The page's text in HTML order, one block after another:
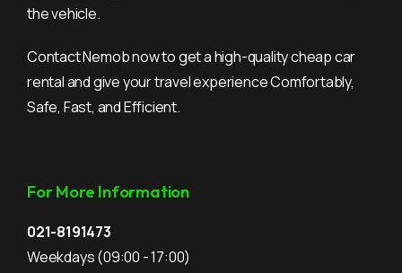
the vehicle.
Contact Nemob now to get a high-quality cheap car
rental and give your travel experience Comfortably,
Safe, Fast, and Efficient.
For More Information
021-8191473
Weekdays(09:00 - 17:00)